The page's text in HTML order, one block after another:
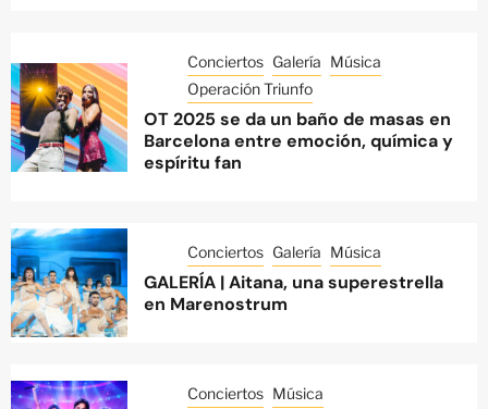
Conciertos Galería Música
Operación Triunfo
OT 2025 se da un baño de masas en
Barcelona entre emoción, química y
espíritu fan
Conciertos Galería Música
GALERÍA | Aitana, una superestrella
en Marenostrum
Conciertos Música